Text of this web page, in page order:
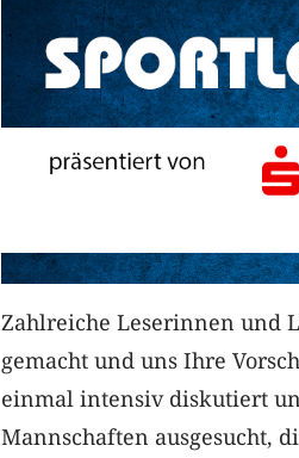
Zahlreiche Leserinnen und
gemacht und uns Ihre
einmal intensiv diskutiert
Mannschaften ausgesucht,